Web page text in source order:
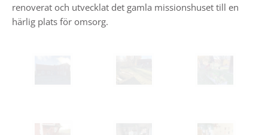
renoverat och utvecklat det gamla missionshuset till en
härlig plats för omsorg.